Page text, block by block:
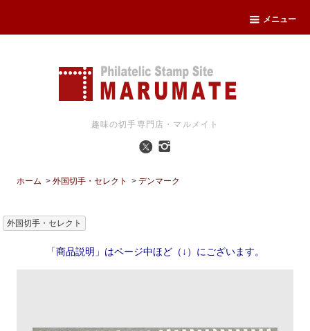
メニュー
趣味の切手専門店・マルメイト
ホーム >外国切手・セレクト >デンマーク
外国切手・セレクト
「商品説明」はページ中ほど（↓）にございます。